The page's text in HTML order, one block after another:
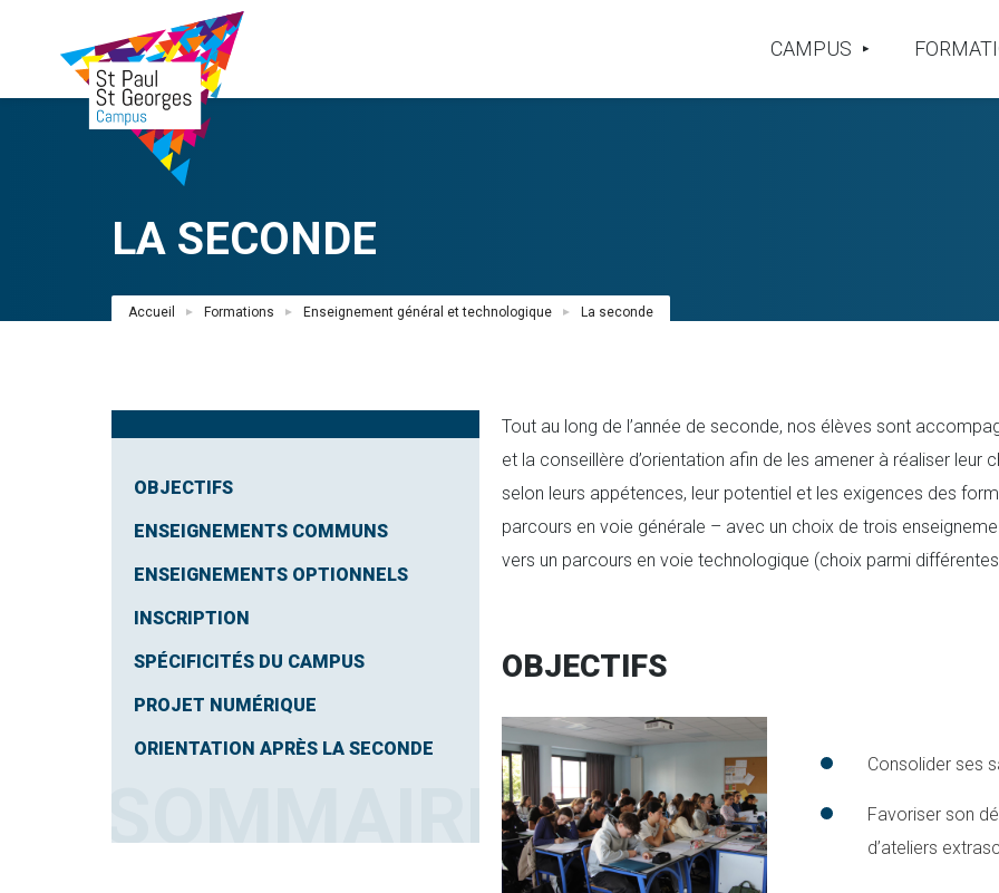
principal
CAMPUS
LA SECONDE
Fil
Accueil Formations Enseignement général et technologique La seconde
OBJECTIFS
ENSEIGNEMENTS COMMUNS
ENSEIGNEMENTS OPTIONNELS
INSCRIPTION
SPÉCIFICITÉS DU CAMPUS
PROJET NUMÉRIQUE
ORIENTATION APRÈS LA SECONDE
Tout au long de l’année de seconde, nos élèves sont
et la conseillère d’orientation afin de les amener à réaliser leur
selon leurs appétences, leur potentiel et les exigences des
parcours en voie générale – avec un choix de trois
vers un parcours en voie technologique (choix parmi
OBJECTIFS
Consolider ses
Favoriser son
d’ateliers